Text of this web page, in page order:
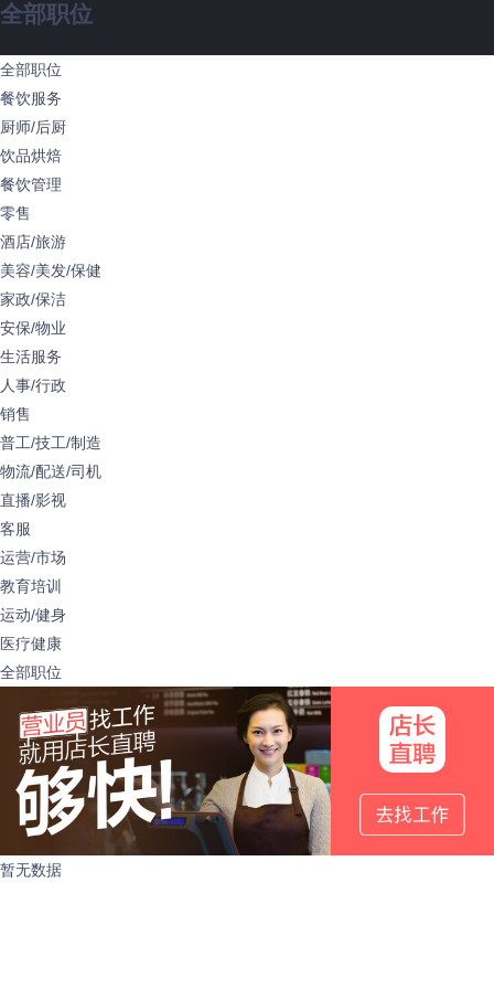
全部职位
全部职位
餐饮服务
厨师/后厨
饮品烘焙
餐饮管理
零售
酒店/旅游
美容/美发/保健
家政/保洁
安保/物业
生活服务
人事/行政
销售
普工/技工/制造
物流/配送/司机
直播/影视
客服
运营/市场
教育培训
运动/健身
医疗健康
全部职位
暂无数据